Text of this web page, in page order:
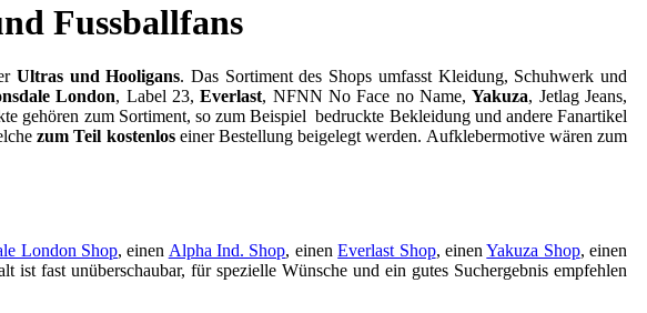
Fussballfans
Ultras und Hooligans. Das Sortiment des Shops umfasst Kleidung, Schuhwerk und
London, Label 23,Everlast, NFNN No Face no Name,Yakuza, Jetlag Jeans,
gehören zum Sortiment, so zum Beispiel bedruckte Bekleidung und andere Fanartikel
zum Teil kostenloseiner Bestellung beigelegt werden. Aufklebermotive wären zum
London Shop, einen Alpha Ind. Shop, einenEverlast Shop, einenYakuza Shop, einen
fast unüberschaubar, für spezielle Wünsche und ein gutes Suchergebnis empfehlen